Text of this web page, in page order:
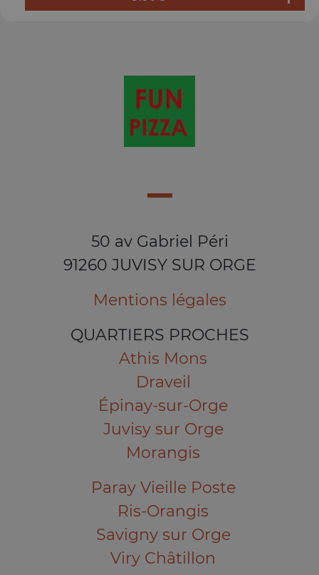
50 av Gabriel Péri
91260 JUVISY SUR ORGE
Mentions légales
QUARTIERS PROCHES
Athis Mons
Draveil
Épinay-sur-Orge
Juvisy sur Orge
Morangis
Paray Vieille Poste
Ris-Orangis
Savigny sur Orge
Viry Châtillon